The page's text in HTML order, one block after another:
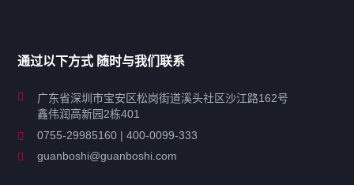
工业超声波清洗设备
特种超声波洗净产品
通过以下方式 随时与我们联系
广东省深圳市宝安区松岗街道溪头社区沙江路162号
鑫伟润高新园2栋401
0755-29985160 | 400-0099-333
guanboshi@guanboshi.com